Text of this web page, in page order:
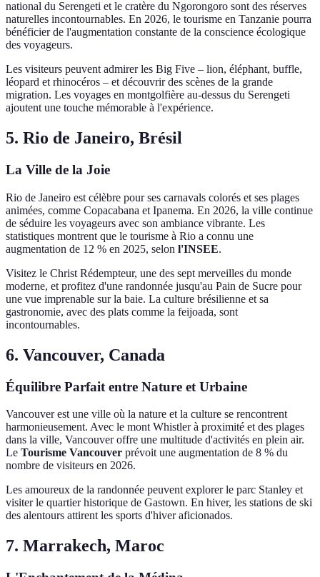
national du Serengeti et le cratère du Ngorongoro sont des réserves
naturelles incontournables. En 2026, le tourisme en Tanzanie pourra
bénéficier de l'augmentation constante de la conscience écologique
des voyageurs.
Les visiteurs peuvent admirer les Big Five – lion, éléphant, buffle,
léopard et rhinocéros – et découvrir des scènes de la grande
migration. Les voyages en montgolfière au-dessus du Serengeti
ajoutent une touche mémorable à l'expérience.
5. Rio de Janeiro, Brésil
La Ville de la Joie
Rio de Janeiro est célèbre pour ses carnavals colorés et ses plages
animées, comme Copacabana et Ipanema. En 2026, la ville continue
de séduire les voyageurs avec son ambiance vibrante. Les
statistiques montrent que le tourisme à Rio a connu une
augmentation de 12 % en 2025, selon l'INSEE.
Visitez le Christ Rédempteur, une des sept merveilles du monde
moderne, et profitez d'une randonnée jusqu'au Pain de Sucre pour
une vue imprenable sur la baie. La culture brésilienne et sa
gastronomie, avec des plats comme la feijoada, sont
incontournables.
6. Vancouver, Canada
Équilibre Parfait entre Nature et Urbaine
Vancouver est une ville où la nature et la culture se rencontrent
harmonieusement. Avec le mont Whistler à proximité et des plages
dans la ville, Vancouver offre une multitude d'activités en plein air.
Le Tourisme Vancouver prévoit une augmentation de 8 % du
nombre de visiteurs en 2026.
Les amoureux de la randonnée peuvent explorer le parc Stanley et
visiter le quartier historique de Gastown. En hiver, les stations de ski
des alentours attirent les sports d'hiver aficionados.
7. Marrakech, Maroc